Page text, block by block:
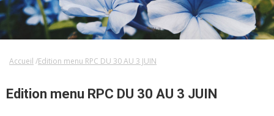
Accueil Edition menu RPC DU 30 AU 3 JUIN
Edition menu RPC DU 30 AU 3 JUIN